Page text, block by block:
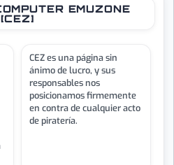
EMUZONE
[CEZ]
CEZ es una página sin
ánimo de lucro, y sus
responsables nos
posicionamos firmemente
en contra de cualquier acto
de piratería.